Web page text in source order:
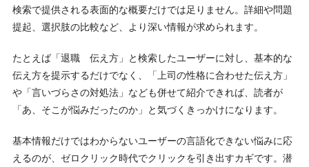
検索で提供される表面的な概要だけでは足りません。詳細や問題
提起、選択肢の比較など、より深い情報が求められます。
たとえば「退職 伝え方」と検索したユーザーに対し、基本的な
伝え方を提示するだけでなく、「上司の性格に合わせた伝え方」
や「言いづらさの対処法」なども併せて紹介できれば、読者が
「あ、そこが悩みだったのか」と気づくきっかけになります。
基本情報だけではわからないユーザーの言語化できない悩みに応
えるのが、ゼロクリック時代でクリックを引き出すカギです。潜